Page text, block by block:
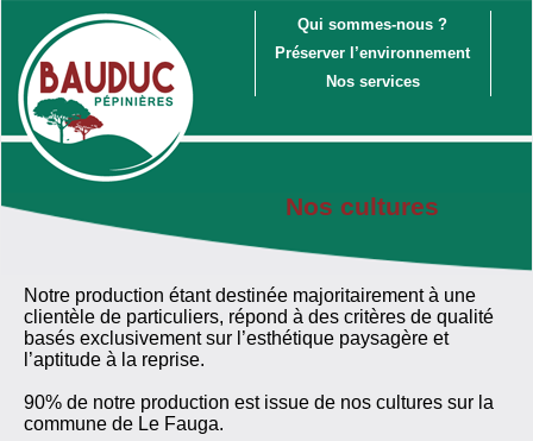
Notre production étant destinée majoritairement à une
clientèle de particuliers, répond à des critères de qualité
basés exclusivement sur l’esthétique paysagère et
l’aptitude à la reprise.
90% de notre production est issue de nos cultures sur la
commune de Le Fauga.
Nos cultures
Qui sommes-nous ?
Préserver l’environnement
Nos services